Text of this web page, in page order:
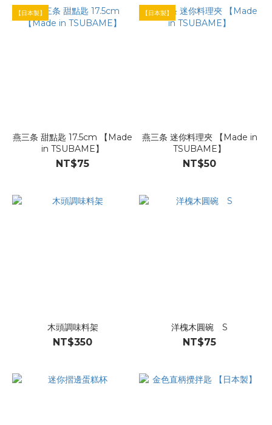
【日本製】
燕三条 甜點匙 17.5cm 【Made
in TSUBAME】
NT$75
【日本製】
燕三条 迷你料理夾 【Made in
TSUBAME】
NT$50
木頭調味料架
NT$350
洋槐木圓碗 S
NT$75